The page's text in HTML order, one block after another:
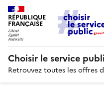
RÉPUBLIQUE
FRANÇAISE
Choisir le service
Retrouvez toutes les